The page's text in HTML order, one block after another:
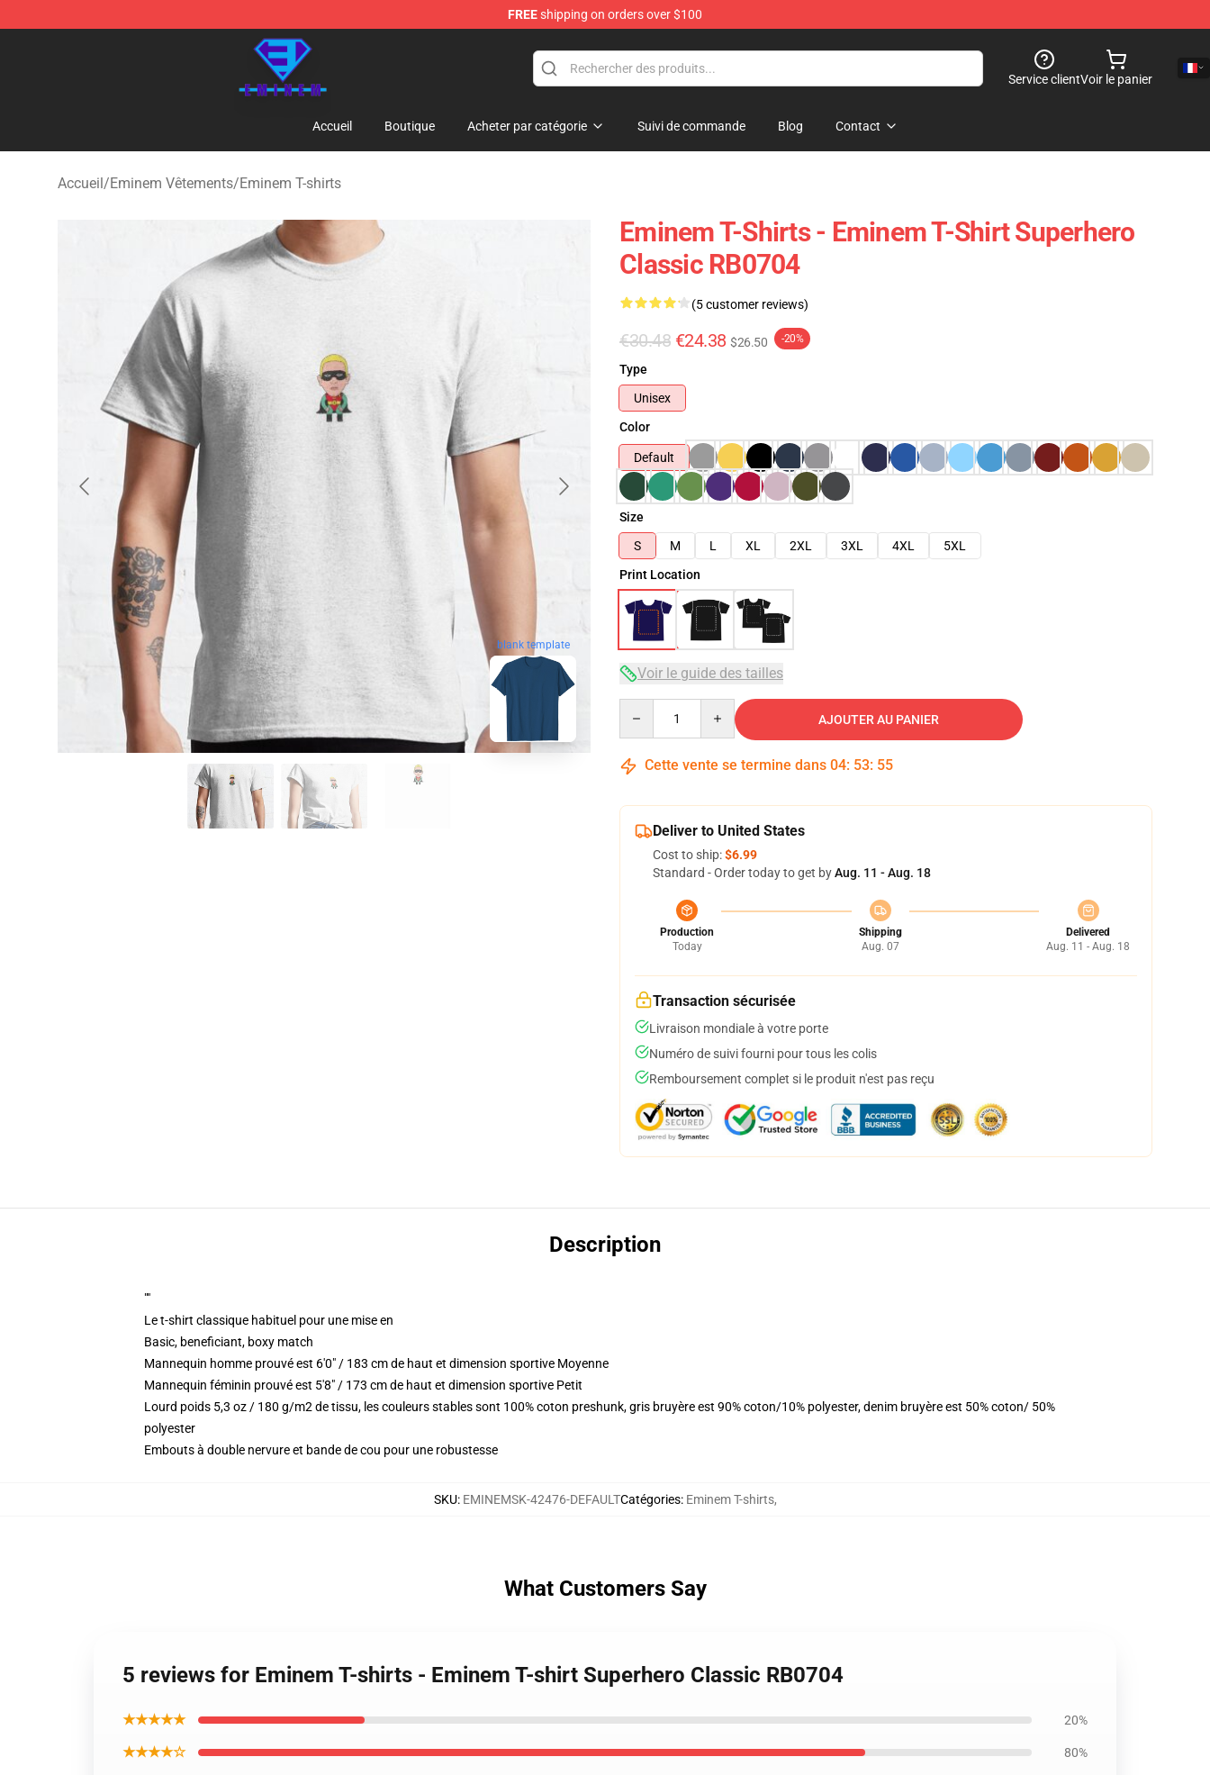
FREEshipping on orders over $100
Eminem Store - Official Eminem Merchandise Shop
Service clientVoir le panier
Accueil Boutique Acheter par catégorie Suivi de commande Blog Contact
Accueil/Eminem Vêtements/Eminem T-shirts
blank template
Eminem T-Shirts - Eminem T-Shirt Superhero
Classic RB0704
(5 customer reviews)
€30.48 €24.38 $26.50 -20%
Type
Unisex
Color
Default
Size
S
M L XL 2XL 3XL 4XL
5XL
Print Location
Voir le guide des tailles
AJOUTER AU PANIER
Cette vente se termine dans 04: 53: 54
Deliver to United States
Cost to ship:$6.99
Standard - Order today to get byAug. 11 - Aug. 18
Production
Today
Shipping
Aug. 07
Delivered
Aug. 11 - Aug. 18
Transaction sécurisée
Livraison mondiale à votre porte
Numéro de suivi fourni pour tous les colis
Remboursement complet si le produit n'est pas reçu
Description
""
Le t-shirt classique habituel pour une mise en
Basic, beneficiant, boxy match
Mannequin homme prouvé est 6'0" / 183 cm de haut et dimension sportive Moyenne
Mannequin féminin prouvé est 5'8" / 173 cm de haut et dimension sportive Petit
Lourd poids 5,3 oz / 180 g/m2 de tissu, les couleurs stables sont 100% coton preshunk, gris bruyère est 90% coton/10% polyester, denim bruyère est 50% coton/ 50%
polyester
Embouts à double nervure et bande de cou pour une robustesse
SKU: EMINEMSK-42476-DEFAULTCatégories: Eminem T-shirts,
What Customers Say
5 reviews for Eminem T-shirts - Eminem T-shirt Superhero Classic RB0704
★★★★★ 20%
★★★★☆ 80%